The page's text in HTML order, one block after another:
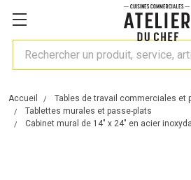
Rechercher
Accueil
Tables de travail commerciales et
Tablettes murales et passe-plats
Cabinet mural de 14" x 24" en acier